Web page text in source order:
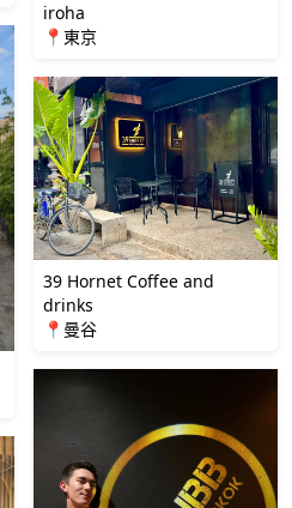
iroha
📍東京
39 Hornet Coffee and
drinks
📍曼谷